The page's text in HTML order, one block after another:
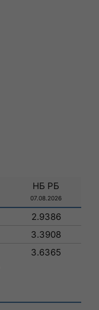
НБ РБ
07.08.2026
2.9386
3.3908
3.6365